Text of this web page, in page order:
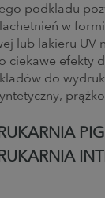
podkładu
w
lub lakieru UV
ciekawe efekty
do